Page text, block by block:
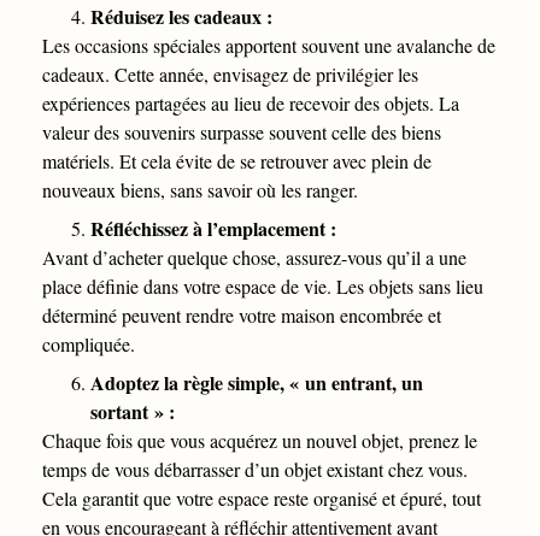
Réduisez les cadeaux :
Les occasions spéciales apportent souvent une avalanche de
cadeaux. Cette année, envisagez de privilégier les
expériences partagées au lieu de recevoir des objets. La
valeur des souvenirs surpasse souvent celle des biens
matériels. Et cela évite de se retrouver avec plein de
nouveaux biens, sans savoir où les ranger.
Réfléchissez à l’emplacement :
Avant d’acheter quelque chose, assurez-vous qu’il a une
place définie dans votre espace de vie. Les objets sans lieu
déterminé peuvent rendre votre maison encombrée et
compliquée.
Adoptez la règle simple, « un entrant, un
sortant » :
Chaque fois que vous acquérez un nouvel objet, prenez le
temps de vous débarrasser d’un objet existant chez vous.
Cela garantit que votre espace reste organisé et épuré, tout
en vous encourageant à réfléchir attentivement avant